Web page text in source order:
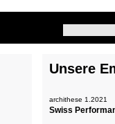
Unsere
archithese 1.2021
Swiss